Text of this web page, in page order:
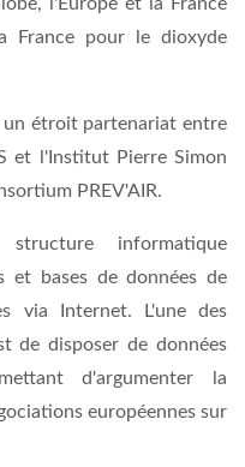
France pour le dioxyde
un étroit partenariat entre
et l'Institut Pierre Simon
PREV'AIR.
informatique
et bases de données de
via Internet. L'une des
de disposer de données
d'argumenter la
européennes sur